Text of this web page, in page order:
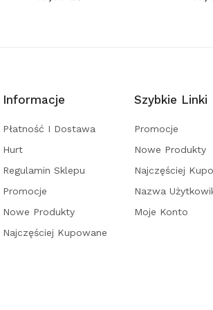
Informacje
Płatność I Dostawa
Hurt
Regulamin Sklepu
Promocje
Nowe Produkty
Najczęściej Kupowane
Szybkie Linki
Promocje
Nowe Produkty
Najczęściej
Nazwa
Moje Konto